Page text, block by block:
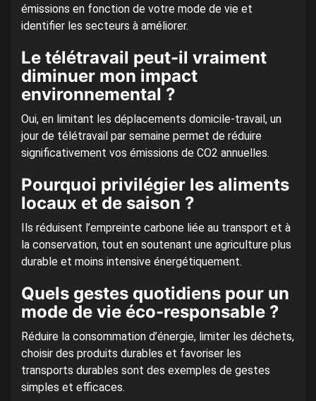
émissions en fonction de votre mode de vie et
identifier les secteurs à améliorer.
Le télétravail peut-il vraiment
diminuer mon impact
environnemental ?
Oui, en limitant les déplacements domicile-travail, un
jour de télétravail par semaine permet de réduire
significativement vos émissions de CO2 annuelles.
Pourquoi privilégier les aliments
locaux et de saison ?
Ils réduisent l’empreinte carbone liée au transport et à
la conservation, tout en soutenant une agriculture plus
durable et moins intensive énergétiquement.
Quels gestes quotidiens pour un
mode de vie éco-responsable ?
Réduire la consommation d’énergie, limiter les déchets,
choisir des produits durables et favoriser les
transports durables sont des exemples de gestes
simples et efficaces.